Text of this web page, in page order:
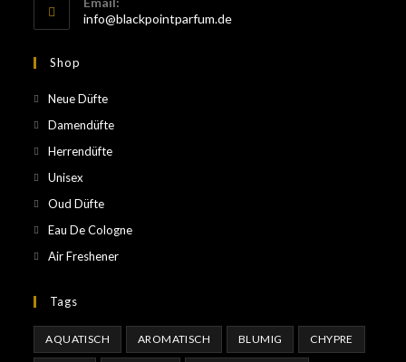
info@blackpointparfum.de
Shop
Neue Düfte
Damendüfte
Herrendüfte
Unisex
Oud Düfte
Eau De Cologne
Air Freshener
Tags
AQUATISCH AROMATISCH BLUMIG CHYPRE